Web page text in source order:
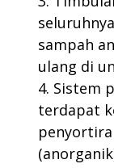
sampah
ulang di
Sistem
terdapat